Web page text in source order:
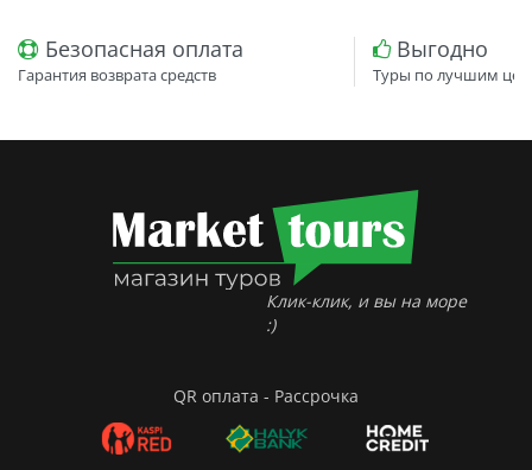
Безопасная оплата
Гарантия возврата средств
Выгодно
Туры по лучшим
Клик-клик, и вы на море
:)
QR оплата - Рассрочка